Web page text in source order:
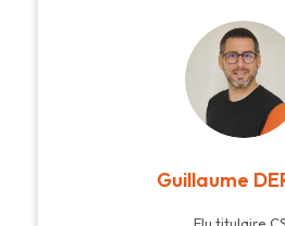
Guillaume
Elu titulaire